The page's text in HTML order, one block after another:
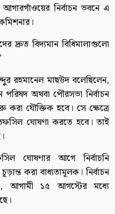
নির্বাচন ভবনে এ
দ্রুত বিদ্যমান বিধিমালাগুলো
রহমানেল মাছউদ বলেছিলেন,
অথবা পৌরসভা নির্বাচন
করা যৌক্তিক হবে। সে ক্ষেত্রে
ঘোষণা করতে হবে। তাই
ঘোষণার আগে নির্বাচনি
করা বাধ্যতামূলক। নির্বাচন
আগামী ১৫ আগস্টের মধ্যে